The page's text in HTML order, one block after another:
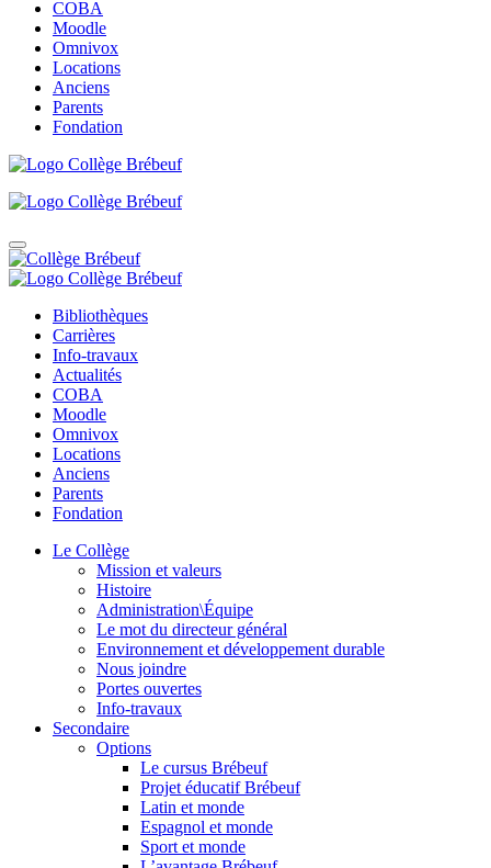
COBA
Moodle
Omnivox
Locations
Anciens
Parents
Fondation
Bibliothèques
Carrières
Info-travaux
Actualités
COBA
Moodle
Omnivox
Locations
Anciens
Parents
Fondation
Le Collège
Mission et valeurs
Histoire
Administration\Équipe
Le mot du directeur général
Environnement et développement durable
Nous joindre
Portes ouvertes
Info-travaux
Secondaire
Options
Le cursus Brébeuf
Projet éducatif Brébeuf
Latin et monde
Espagnol et monde
Sport et monde